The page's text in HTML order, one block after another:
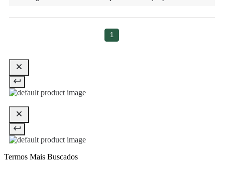
1
Termos Mais Buscados